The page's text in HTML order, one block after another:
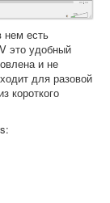
нем есть
это удобный
и не
для разовой
короткого